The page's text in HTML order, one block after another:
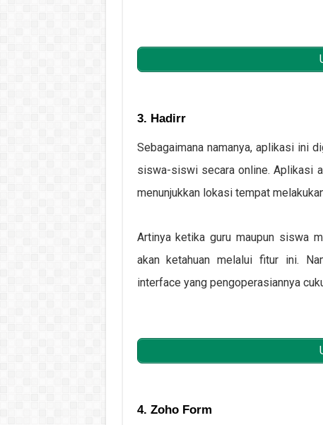
3. Hadirr
Sebagaimana namanya, aplikasi ini
siswa-siswi secara online. Aplikasi
menunjukkan lokasi tempat
Artinya ketika guru maupun siswa
akan ketahuan melalui fitur ini.
interface yang pengoperasiannya
4. Zoho Form